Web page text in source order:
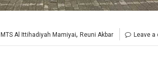
MTS Al Ittihadiyah Mamiyai, Reuni Akbar Leave a